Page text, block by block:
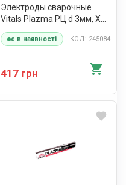
Электроды сварочные
Vitals Plazma РЦ d 3мм, X
2,5кг
є в наявності КОД: 245084
417 грн